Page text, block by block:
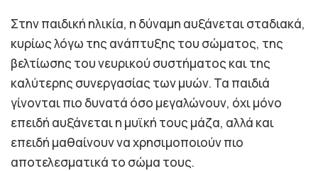
Στην παιδική ηλικία, η δύναμη αυξάνεται σταδιακά,
κυρίως λόγω της ανάπτυξης του σώματος, της
βελτίωσης του νευρικού συστήματος και της
καλύτερης συνεργασίας των μυών. Τα παιδιά
γίνονται πιο δυνατά όσο μεγαλώνουν, όχι μόνο
επειδή αυξάνεται η μυϊκή τους μάζα, αλλά και
επειδή μαθαίνουν να χρησιμοποιούν πιο
αποτελεσματικά το σώμα τους.